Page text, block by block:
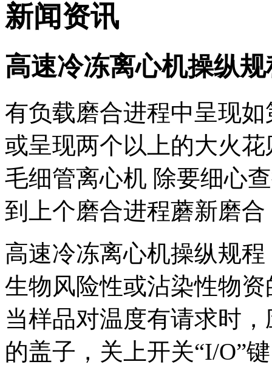
新闻资讯
高速冷冻离心机操纵规
有负载磨合进程中呈现
或呈现两个以上的大火
毛细管离心机 除要细心
到上个磨合进程蘑新磨
高速冷冻离心机操纵规
生物风险性或沾染性物
当样品对温度有请求时
的盖子，关上开关“I/O”